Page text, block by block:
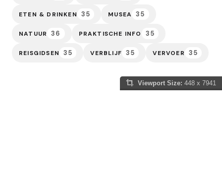
ETEN & DRINKEN 35 MUSEA 35
NATUUR 36 PRAKTISCHE INFO 35
REISGIDSEN 35 VERBLIJF 35 VERVOER 35
Viewport Size: 448 x 7941